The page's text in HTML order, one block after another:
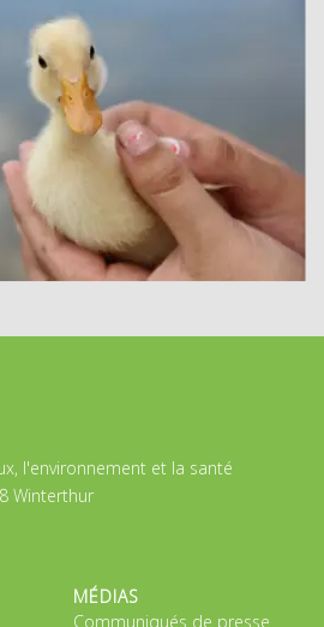
l'environnement et la santé
Winterthur
MÉDIAS
Communiqués de presse